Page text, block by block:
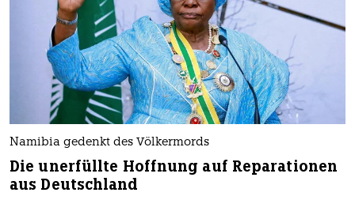
Namibia gedenkt des Völkermords
Die unerfüllte Hoffnung auf Reparationen
aus Deutschland